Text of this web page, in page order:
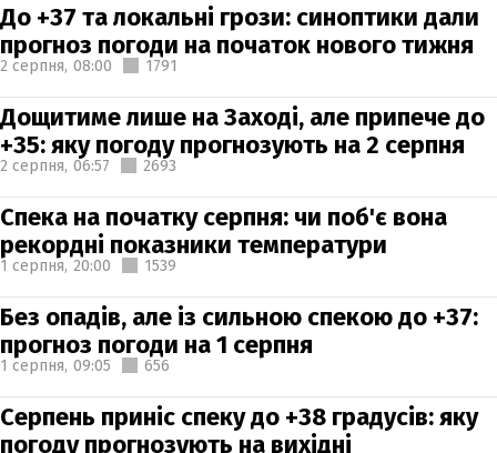
До +37 та локальні грози: синоптики дали
прогноз погоди на початок нового тижня
2 серпня, 08:00 1791
Дощитиме лише на Заході, але припече до
+35: яку погоду прогнозують на 2 серпня
2 серпня, 06:57 2693
Спека на початку серпня: чи поб'є вона
рекордні показники температури
1 серпня, 20:00 1539
Без опадів, але із сильною спекою до +37:
прогноз погоди на 1 серпня
1 серпня, 09:05 656
Серпень приніс спеку до +38 градусів: яку
погоду прогнозують на вихідні